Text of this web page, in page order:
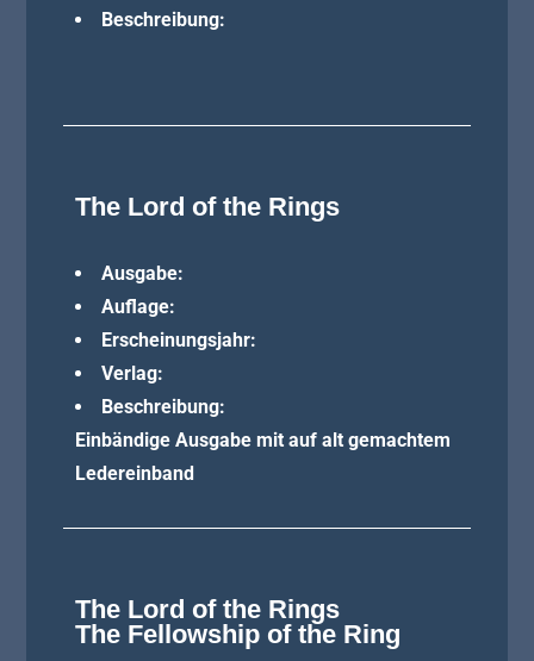
Beschreibung:
The Lord of the Rings
Ausgabe:
Auflage:
Erscheinungsjahr:
Verlag:
Beschreibung:
Einbändige Ausgabe mit auf alt gemachtem
Ledereinband
The Lord of the Rings
The Fellowship of the Ring